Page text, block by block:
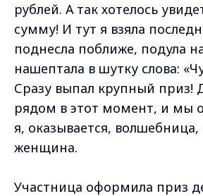
рублей. А так хотелось
сумму! И тут я взяла
поднесла поближе, подула
нашептала в шутку слова:
Сразу выпал крупный приз!
рядом в этот момент, и мы
я, оказывается,
женщина.
Участница оформила приз